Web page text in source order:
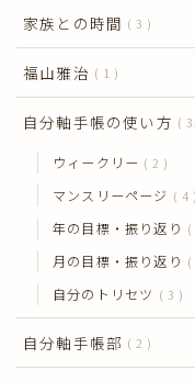
家族との時間 3
福山雅治 1
自分軸手帳の使い方
ウィークリー 2
マンスリーページ 4
年の目標・振り返り
月の目標・振り返り
自分のトリセツ 3
自分軸手帳部 2